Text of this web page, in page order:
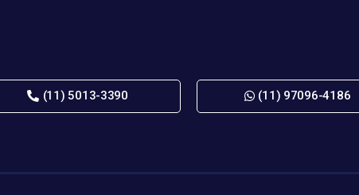
(11) 5013-3390 (11) 97096-4186